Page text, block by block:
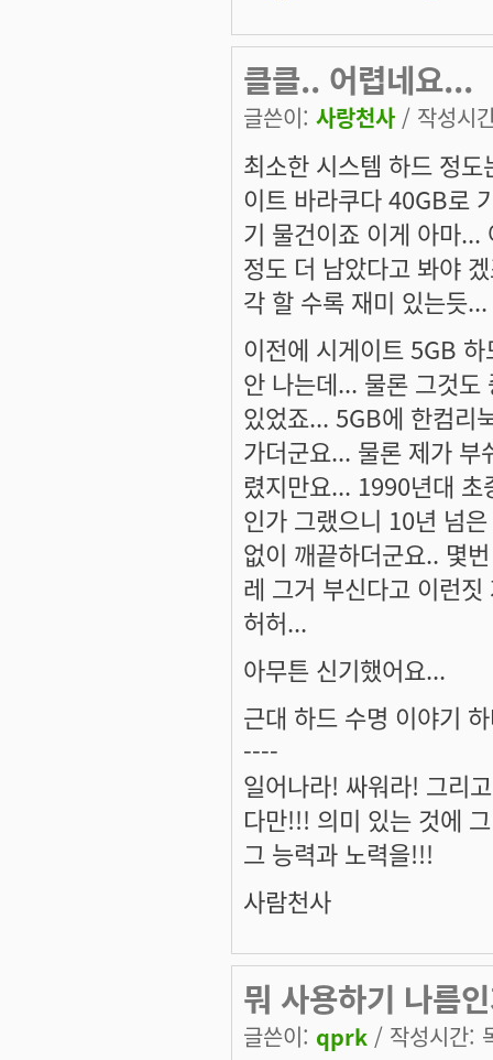
클클.. 어렵네요...
글쓴이: 사랑천사 / 작성시
최소한 시스템 하드 정
이트 바라쿠다 40GB로
기 물건이죠 이게 아마
정도 더 남았다고 봐야
각 할 수록 재미 있는듯...
이전에 시게이트 5GB
안 나는데... 물론 그것
있었죠... 5GB에 한컴리
가더군요... 물론 제가 부
렸지만요... 1990년대
인가 그랬으니 10년 넘
없이 깨끝하더군요.. 몇
레 그거 부신다고 이런
허허...
아무튼 신기했어요...
근대 하드 수명 이야기
----
일어나라! 싸워라! 그리
다만!!! 의미 있는 것에
그 능력과 노력을!!!
사람천사
뭐 사용하기 나름
글쓴이: qprk / 작성시간: